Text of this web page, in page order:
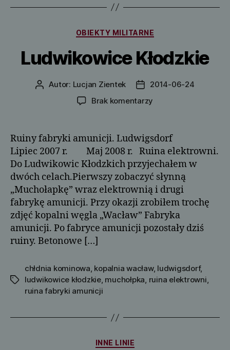
Kategorie
OBIEKTY MILITARNE
Ludwikowice Kłodzkie
AutorAutor: Lucjan Zientek
Data2014-06-24
Brak komentarzy
Ruiny fabryki amunicji. Ludwigsdorf
Lipiec 2007 r. Maj 2008 r. Ruina elektrowni.
Do Ludwikowic Kłodzkich przyjechałem w
dwóch celach.Pierwszy zobaczyć słynną
„Muchołapkę” wraz elektrownią i drugi
fabrykę amunicji. Przy okazji zrobiłem trochę
zdjęć kopalni węgla „Wacław” Fabryka
amunicji. Po fabryce amunicji pozostały dziś
ruiny. Betonowe […]
Tagi
chłdnia kominowa, kopalnia wacław, ludwigsdorf,
ludwikowice kłodzkie, muchołpka, ruina elektrowni,
ruina fabryki amunicji
Kategorie
INNE LINIE